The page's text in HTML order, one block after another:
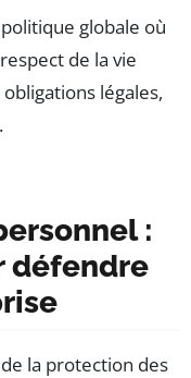
globale où
de la vie
légales,
:
défendre
la protection des